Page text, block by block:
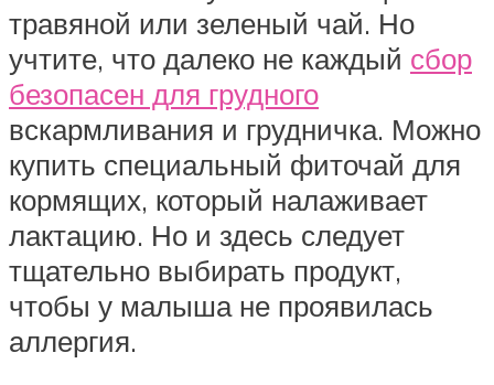
травяной или зеленый чай. Но
учтите, что далеко не каждый сбор
безопасен для грудного
вскармливания и грудничка. Можно
купить специальный фиточай для
кормящих, который налаживает
лактацию. Но и здесь следует
тщательно выбирать продукт,
чтобы у малыша не проявилась
аллергия.